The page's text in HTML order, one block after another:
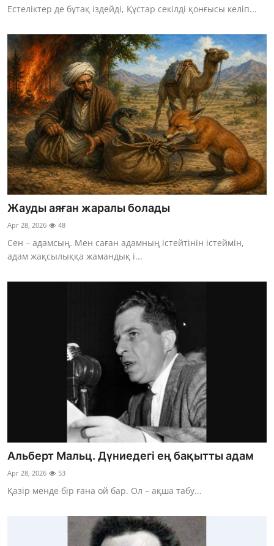
Естеліктер де бұтақ іздейді, Құстар секілді қонғысы келіп...
Жауды аяған жаралы болады
Apr 28, 2026 48
Сен – адамсың. Мен саған адамның істейтінін істеймін,
адам жақсылыққа жамандық і...
Альберт Мальц. Дүниедегі ең бақытты адам
Apr 28, 2026 53
Қазір менде бір ғана ой бар. Ол – ақша табу...